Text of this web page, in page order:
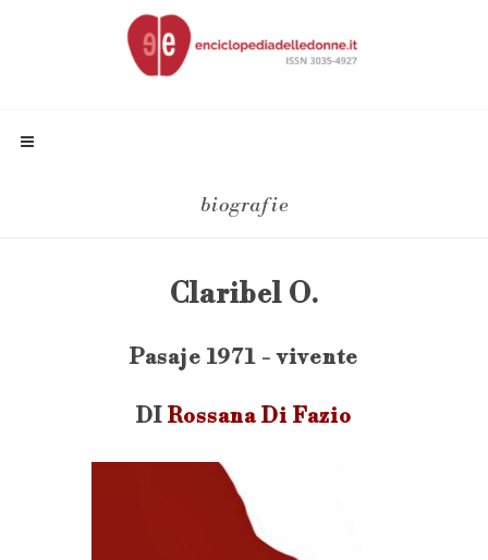
biografie
Claribel O.
Pasaje 1971 - vivente
DI Rossana Di Fazio